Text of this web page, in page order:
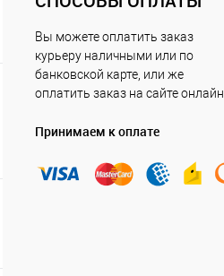
Вы можете оплатить заказ
курьеру наличными или по
банковской карте, или же
оплатить заказ на сайте онлайн.
Принимаем к оплате